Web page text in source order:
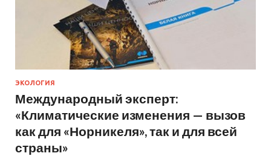
ЭКОЛОГИЯ
Международный эксперт:
«Климатические изменения — вызов
как для «Норникеля», так и для всей
страны»